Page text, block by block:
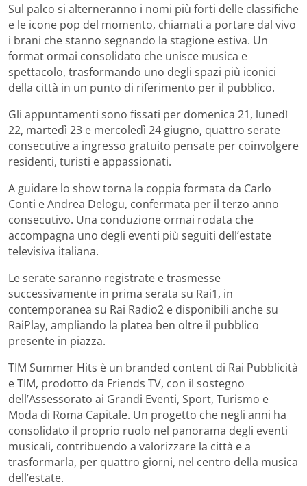
Sul palco si alterneranno i nomi più forti delle classifiche
e le icone pop del momento, chiamati a portare dal vivo
i brani che stanno segnando la stagione estiva. Un
format ormai consolidato che unisce musica e
spettacolo, trasformando uno degli spazi più iconici
della città in un punto di riferimento per il pubblico.
Gli appuntamenti sono fissati per domenica 21, lunedì
22, martedì 23 e mercoledì 24 giugno, quattro serate
consecutive a ingresso gratuito pensate per coinvolgere
residenti, turisti e appassionati.
A guidare lo show torna la coppia formata da Carlo
Conti e Andrea Delogu, confermata per il terzo anno
consecutivo. Una conduzione ormai rodata che
accompagna uno degli eventi più seguiti dell’estate
televisiva italiana.
Le serate saranno registrate e trasmesse
successivamente in prima serata su Rai1, in
contemporanea su Rai Radio2 e disponibili anche su
RaiPlay, ampliando la platea ben oltre il pubblico
presente in piazza.
TIM Summer Hits è un branded content di Rai Pubblicità
e TIM, prodotto da Friends TV, con il sostegno
dell’Assessorato ai Grandi Eventi, Sport, Turismo e
Moda di Roma Capitale. Un progetto che negli anni ha
consolidato il proprio ruolo nel panorama degli eventi
musicali, contribuendo a valorizzare la città e a
trasformarla, per quattro giorni, nel centro della musica
dell’estate.